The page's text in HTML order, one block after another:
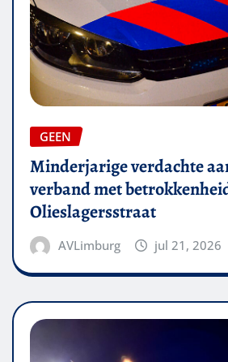
GEEN
Minderjarige verdachte
verband met
Olieslagersstraat
AVLimburg jul 21, 2026